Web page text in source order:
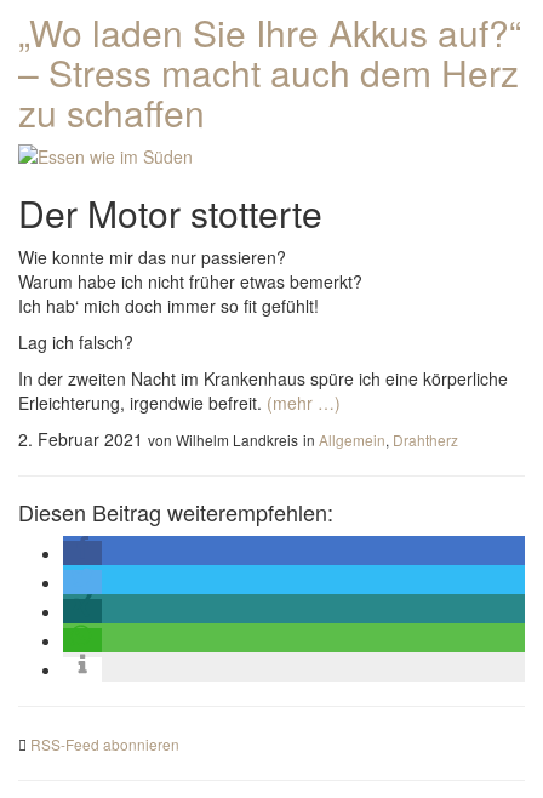
„Wo laden Sie Ihre Akkus auf?“
– Stress macht auch dem Herz
zu schaffen
Der Motor stotterte
Wie konnte mir das nur passieren?
Warum habe ich nicht früher etwas bemerkt?
Ich hab‘ mich doch immer so fit gefühlt!
Lag ich falsch?
In der zweiten Nacht im Krankenhaus spüre ich eine körperliche
Erleichterung, irgendwie befreit. (mehr …)
2. Februar 2021 von Wilhelm Landkreis in Allgemein, Drahtherz
Diesen Beitrag weiterempfehlen:
RSS-Feed abonnieren